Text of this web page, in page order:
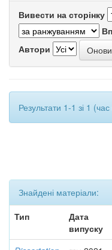
Вивести на сторінку
Автори
Результати 1-1 зі 1
Знайдені матеріали:
Тип
Дата
випуску